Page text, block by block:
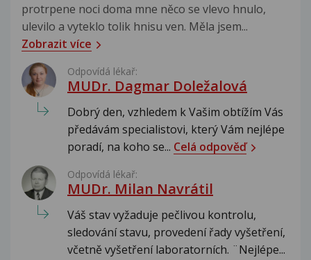
protrpene noci doma mne něco se vlevo hnulo,
ulevilo a vyteklo tolik hnisu ven. Měla jsem...
Zobrazit více
Odpovídá lékař:
MUDr. Dagmar Doležalová
Dobrý den, vzhledem k Vašim obtížím Vás
předávám specialistovi, který Vám nejlépe
poradí, na koho se... Celá odpověď
Odpovídá lékař:
MUDr. Milan Navrátil
Váš stav vyžaduje pečlivou kontrolu,
sledování stavu, provedení řady vyšetření,
včetně vyšetření laboratorních. ¨Nejlépe...